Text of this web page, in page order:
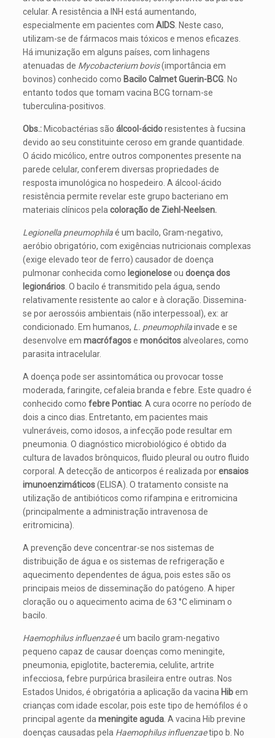
celular. A resistência a INH está aumentando,
especialmente em pacientes comAIDS . Neste caso,
utilizam-se de fármacos mais tóxicos e menos eficazes.
Há imunização em alguns países, com linhagens
atenuadas de Mycobacterium bovis(importância em
bovinos) conhecido como Bacilo Calmet Guerin-BCG . No
entanto todos que tomam vacina BCG tornam-se
tuberculina-positivos.
Obs.: Micobactérias são álcool-ácidoresistentes à fucsina
devido ao seu constituinte ceroso em grande quantidade.
O ácido micólico, entre outros componentes presente na
parede celular, conferem diversas propriedades de
resposta imunológica no hospedeiro. A álcool-ácido
resistência permite revelar este grupo bacteriano em
materiais clínicos pelacoloração de Ziehl-Neelsen.
Legionella pneumophilaé um bacilo, Gram-negativo,
aeróbio obrigatório, com exigências nutricionais complexas
(exige elevado teor de ferro) causador de doença
pulmonar conhecida como legioneloseoudoença dos
legionários . O bacilo é transmitido pela água, sendo
relativamente resistente ao calor e à cloração. Dissemina-
se por aerossóis ambientais (não interpessoal), ex: ar
condicionado. Em humanos, L. pneumophilainvade e se
desenvolve emmacrófagosemonócitosalveolares, como
parasita intracelular.
A doença pode ser assintomática ou provocar tosse
moderada, faringite, cefaleia branda e febre. Este quadro é
conhecido comofebre Pontiac. A cura ocorre no período de
dois a cinco dias. Entretanto, em pacientes mais
vulneráveis, como idosos, a infecção pode resultar em
pneumonia. O diagnóstico microbiológico é obtido da
cultura de lavados brônquicos, fluido pleural ou outro fluido
corporal. A detecção de anticorpos é realizada porensaios
imunoenzimáticos(ELISA). O tratamento consiste na
utilização de antibióticos como rifampina e eritromicina
(principalmente a administração intravenosa de
eritromicina).
A prevenção deve concentrar-se nos sistemas de
distribuição de água e os sistemas de refrigeração e
aquecimento dependentes de água, pois estes são os
principais meios de disseminação do patógeno. A hiper
cloração ou o aquecimento acima de 63 °C eliminam o
bacilo.
Haemophilus influenzaeé um bacilo gram-negativo
pequeno capaz de causar doenças como meningite,
pneumonia, epiglotite, bacteremia, celulite, artrite
infecciosa, febre purpúrica brasileira entre outras. Nos
Estados Unidos, é obrigatória a aplicação da vacina Hibem
crianças com idade escolar, pois este tipo de hemófilos é o
principal agente dameningite aguda . A vacina Hib previne
doenças causadas pela Haemophilus influenzaetipo b. No